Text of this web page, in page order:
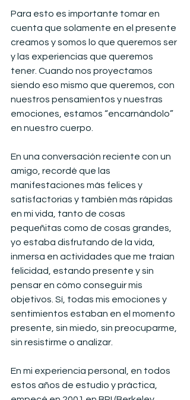
Para esto es importante tomar en
cuenta que solamente en el presente
creamos y somos lo que queremos ser
y las experiencias que queremos
tener. Cuando nos proyectamos
siendo eso mismo que queremos, con
nuestros pensamientos y nuestras
emociones, estamos “encarnándolo”
en nuestro cuerpo.
En una conversación reciente con un
amigo, recordé que las
manifestaciones más felices y
satisfactorias y también más rápidas
en mi vida, tanto de cosas
pequeñitas como de cosas grandes,
yo estaba disfrutando de la vida,
inmersa en actividades que me traían
felicidad, estando presente y sin
pensar en cómo conseguir mis
objetivos. Sí, todas mis emociones y
sentimientos estaban en el momento
presente, sin miedo, sin preocuparme,
sin resistirme o analizar.
En mi experiencia personal, en todos
estos años de estudio y práctica,